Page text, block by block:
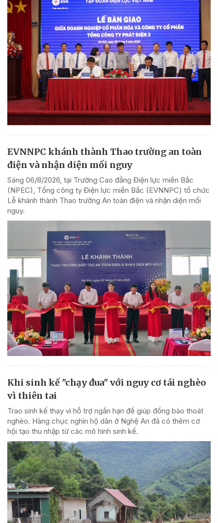
EVNNPC khánh thành Thao trường an toàn
điện và nhận diện mối nguy
Sáng 06/8/2026, tại Trường Cao đẳng Điện lực miền Bắc
(NPEC), Tổng công ty Điện lực miền Bắc (EVNNPC) tổ chức
Lễ khánh thành Thao trường An toàn điện và nhận diện mối
nguy.
Khi sinh kế "chạy đua" với nguy cơ tái nghèo
vì thiên tai
Trao sinh kế thay vì hỗ trợ ngắn hạn để giúp đồng bào thoát
nghèo. Hàng chục nghìn hộ dân ở Nghệ An đã có thêm cơ
hội tạo thu nhập từ các mô hình sinh kế.